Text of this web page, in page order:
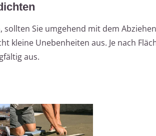
Sie umgehend mit dem
kleine Unebenheiten aus. Je nach
aus.